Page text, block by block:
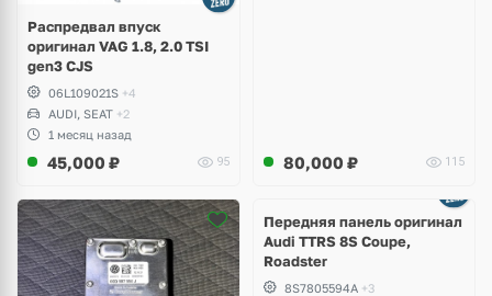
Распредвал впуск
оригинал VAG 1.8, 2.0 TSI
gen3 CJS
06L109021S +4
AUDI, SEAT +2
1 месяц назад
45,000 ₽ 95 80,000 ₽ 115
2 фото
Передняя панель оригинал
Audi TTRS 8S Coupe,
Roadster
8S7805594A +3